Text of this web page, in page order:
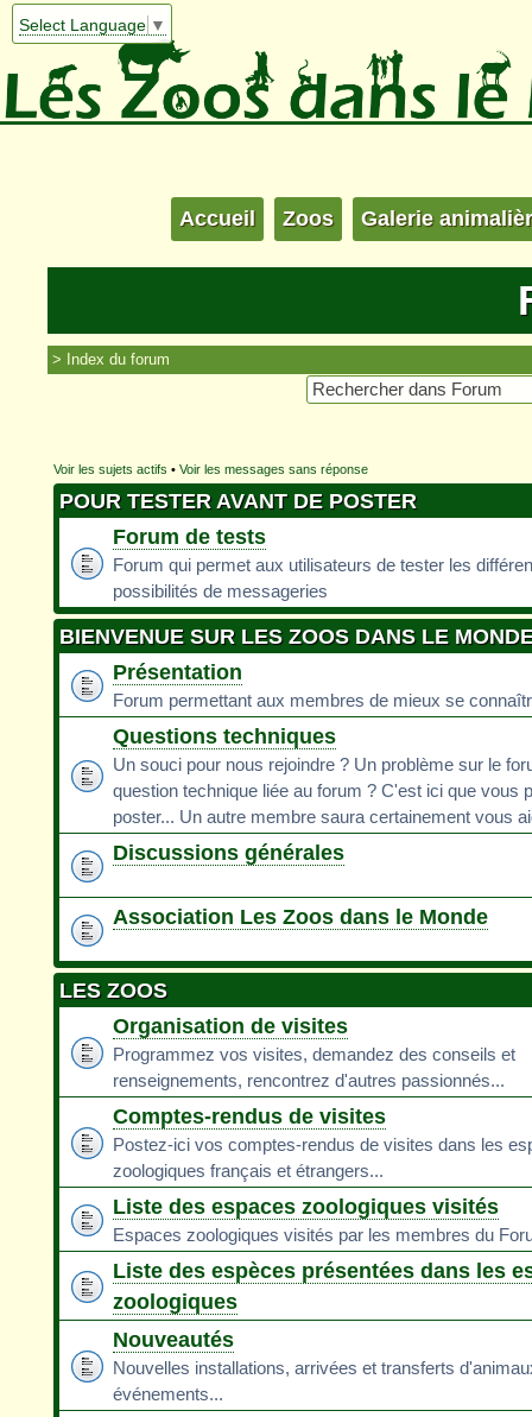
Select Language ▼
Accueil Zoos Galerie
Index du forum
Voir les sujets actifs • Voir les messages sans réponse
POUR TESTER AVANT DE POSTER
Forum de tests
Forum qui permet aux utilisateurs de tester les
possibilités de messageries
BIENVENUE SUR LES ZOOS DANS LE
Présentation
Forum permettant aux membres de mieux se
Questions techniques
Un souci pour nous rejoindre ? Un problème sur le
question technique liée au forum ? C'est ici que vous
poster... Un autre membre saura certainement vous
Discussions générales
Association Les Zoos dans le Monde
LES ZOOS
Organisation de visites
Programmez vos visites, demandez des conseils et
renseignements, rencontrez d'autres passionnés...
Comptes-rendus de visites
Postez-ici vos comptes-rendus de visites dans les
zoologiques français et étrangers...
Liste des espaces zoologiques visités
Espaces zoologiques visités par les membres du
Liste des espèces présentées dans les
zoologiques
Nouveautés
Nouvelles installations, arrivées et transferts
événements...